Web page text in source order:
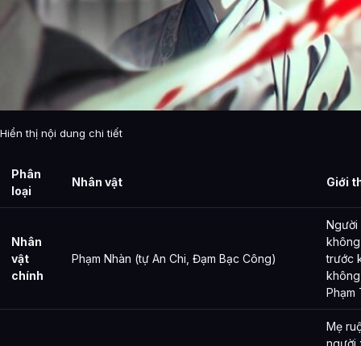
Hiển thị nội dung chi tiết
Phân
loại
Nhân vật Giới
Nhân
vật
chính
Phạm Nhàn (tự An Chi, Đạm Bạc Công)
Người
trước
Phạm
Mẹ
người